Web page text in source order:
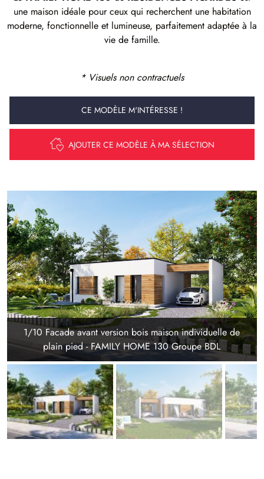
une maison idéale pour ceux qui recherchent une habitation
moderne, fonctionnelle et lumineuse, parfaitement adaptée à la
vie de famille.
* Visuels non contractuels
CE MODÈLE M'INTÉRESSE !
AJOUTER CE MODÈLE À MA SÉLECTION
1/10 Facade avant version bois maison individuelle de
plain pied - FAMILY HOME 130 Groupe BDL